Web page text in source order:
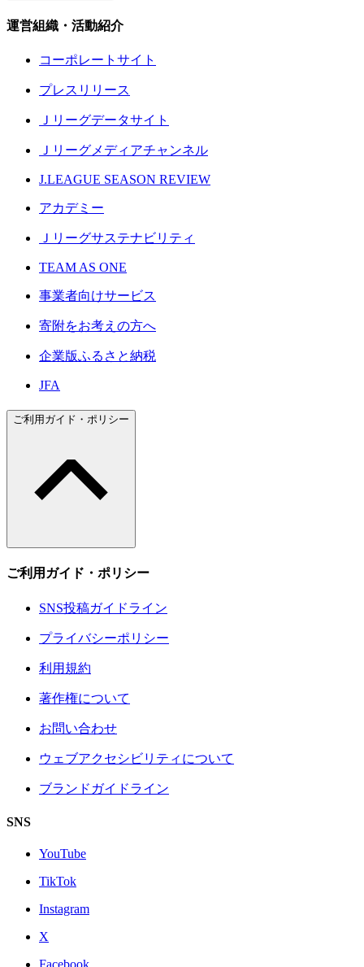
運営組織・活動紹介
コーポレートサイト
プレスリリース
Ｊリーグデータサイト
Ｊリーグメディアチャンネル
J.LEAGUE SEASON REVIEW
アカデミー
Ｊリーグサステナビリティ
TEAM AS ONE
事業者向けサービス
寄附をお考えの方へ
企業版ふるさと納税
JFA
ご利用ガイド・ポリシー
ご利用ガイド・ポリシー
SNS投稿ガイドライン
プライバシーポリシー
利用規約
著作権について
お問い合わせ
ウェブアクセシビリティについて
ブランドガイドライン
SNS
YouTube
TikTok
Instagram
X